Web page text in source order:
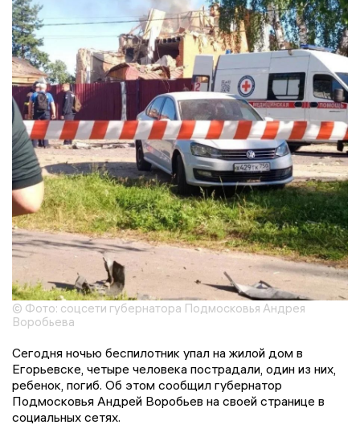
© Фото: соцсети губернатора Подмосковья Андрея
Воробьева
Сегодня ночью беспилотник упал на жилой дом в
Егорьевске, четыре человека пострадали, один из них,
ребенок, погиб. Об этом сообщил губернатор
Подмосковья Андрей Воробьев на своей странице в
социальных сетях.